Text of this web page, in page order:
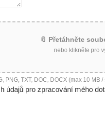
📎 Přetáhněte
nebo klikněte pro
PNG, TXT, DOC, DOCX (max 10 MB
údajů pro zpracování mého